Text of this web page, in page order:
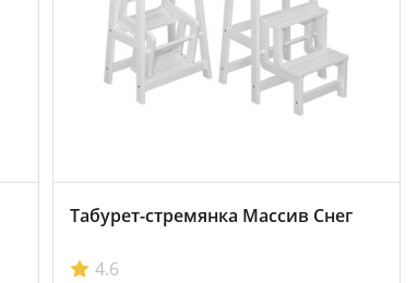
Табурет-стремянка Массив Снег
4.6